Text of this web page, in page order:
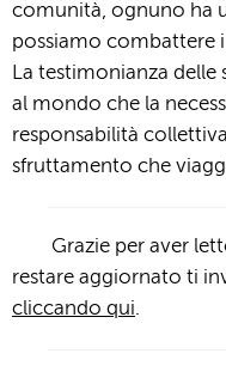
comunità, ognuno ha
possiamo combattere
La testimonianza delle
al mondo che la
responsabilità
sfruttamento che
Grazie per aver
restare aggiornato ti
cliccando qui.